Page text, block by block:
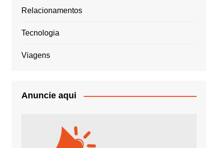
Relacionamentos
Tecnologia
Viagens
Anuncie aqui